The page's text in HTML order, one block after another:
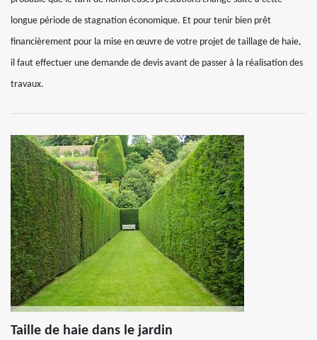
longue période de stagnation économique. Et pour tenir bien prêt
financièrement pour la mise en œuvre de votre projet de taillage de haie,
il faut effectuer une demande de devis avant de passer à la réalisation des
travaux.
Taille de haie dans le jardin